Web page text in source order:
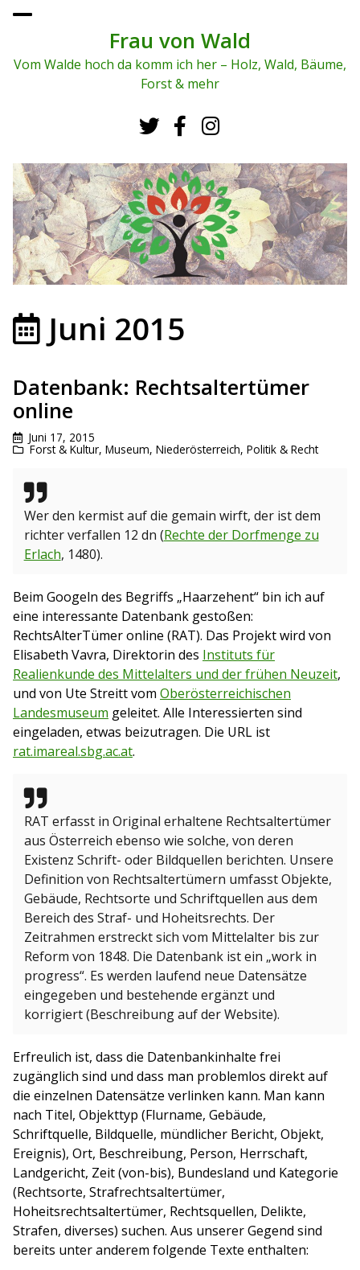
To
me
Frau von Wald
Vom Walde hoch da komm ich her – Holz, Wald, Bäume,
Forst & mehr
Juni 2015
Datenbank: Rechtsaltertümer
online
Juni 17, 2015
Forst & Kultur, Museum, Niederösterreich, Politik & Recht
Wer den kermist auf die gemain wirft, der ist dem
richter verfallen 12 dn (Rechte der Dorfmenge zu
Erlach, 1480).
Beim Googeln des Begriffs „Haarzehent“ bin ich auf
eine interessante Datenbank gestoßen:
RechtsAlterTümer online (RAT). Das Projekt wird von
Elisabeth Vavra, Direktorin des Instituts für
Realienkunde des Mittelalters und der frühen Neuzeit,
und von Ute Streitt vom Oberösterreichischen
Landesmuseum geleitet. Alle Interessierten sind
eingeladen, etwas beizutragen. Die URL ist
rat.imareal.sbg.ac.at.
RAT erfasst in Original erhaltene Rechtsaltertümer
aus Österreich ebenso wie solche, von deren
Existenz Schrift- oder Bildquellen berichten. Unsere
Definition von Rechtsaltertümern umfasst Objekte,
Gebäude, Rechtsorte und Schriftquellen aus dem
Bereich des Straf- und Hoheitsrechts. Der
Zeitrahmen erstreckt sich vom Mittelalter bis zur
Reform von 1848. Die Datenbank ist ein „work in
progress“. Es werden laufend neue Datensätze
eingegeben und bestehende ergänzt und
korrigiert (Beschreibung auf der Website).
Erfreulich ist, dass die Datenbankinhalte frei
zugänglich sind und dass man problemlos direkt auf
die einzelnen Datensätze verlinken kann. Man kann
nach Titel, Objekttyp (Flurname, Gebäude,
Schriftquelle, Bildquelle, mündlicher Bericht, Objekt,
Ereignis), Ort, Beschreibung, Person, Herrschaft,
Landgericht, Zeit (von-bis), Bundesland und Kategorie
(Rechtsorte, Strafrechtsaltertümer,
Hoheitsrechtsaltertümer, Rechtsquellen, Delikte,
Strafen, diverses) suchen. Aus unserer Gegend sind
bereits unter anderem folgende Texte enthalten: